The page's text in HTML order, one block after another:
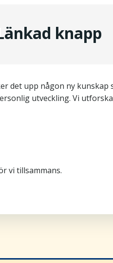
knapp
det upp någon ny
utveckling. Vi
vi tillsammans.